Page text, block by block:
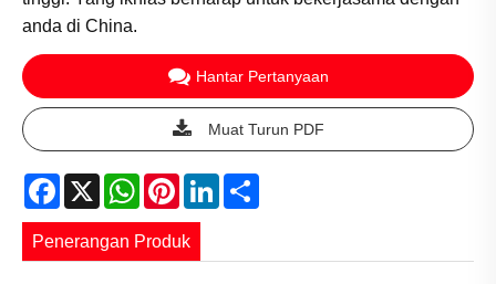
anda di China.
Hantar Pertanyaan
Muat Turun PDF
Facebook
X WhatsApp
PinterestLinkedIn
Penerangan Produk